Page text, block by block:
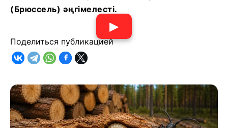
(Брюссель) әңгімелесті.
▶
Поделиться публикацией